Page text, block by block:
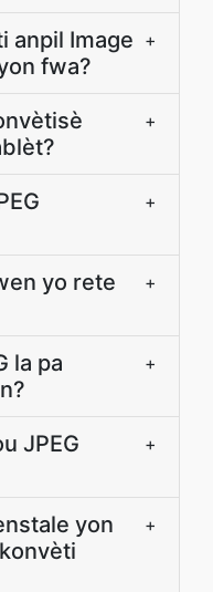
anpil Image
fwa?
+
+
+
yo rete
+
la pa
+
JPEG
+
yon
+